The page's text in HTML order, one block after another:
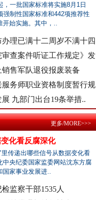
，一批国家标准将实施8月1日
强制性国家标准和442项推荐性
开始实施。其中，..
理已满十二周岁不满十四
查案件听证工作规定》发
售军队退役报废装备
务师职业资格制度暂行规
九部门出台19条举措..
化看反腐深化
传递出哪些信号从数据变化看
中央纪委国家监委网站沈东方腐
国家事业发展进..
监察干部1535人
更多/MORE>>>
先锋队”本色